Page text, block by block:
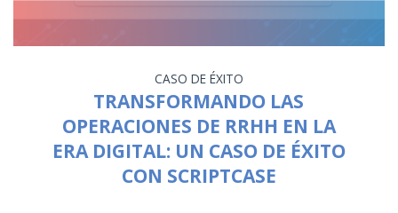
CASO DE ÉXITO
TRANSFORMANDO LAS
OPERACIONES DE RRHH EN LA
ERA DIGITAL: UN CASO DE ÉXITO
CON SCRIPTCASE